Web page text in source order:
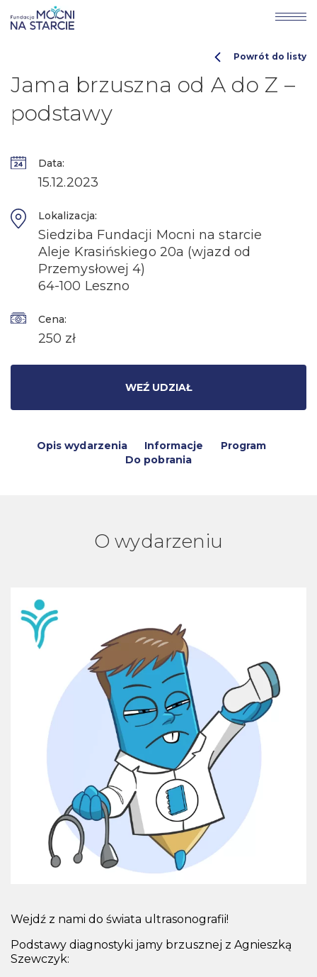
Jama brzuszna od A do Z –
podstawy
Powrót do listy
Data:
15.12.2023
Lokalizacja:
Siedziba Fundacji Mocni na starcie
Aleje Krasińskiego 20a (wjazd od
Przemysłowej 4)
64-100 Leszno
Cena:
250 zł
WEŹ UDZIAŁ
Opis wydarzenia Informacje
Program
Do pobrania
O wydarzeniu
Wejdź z nami do świata ultrasonografii!
Podstawy diagnostyki jamy brzusznej z Agnieszką
Szewczyk: